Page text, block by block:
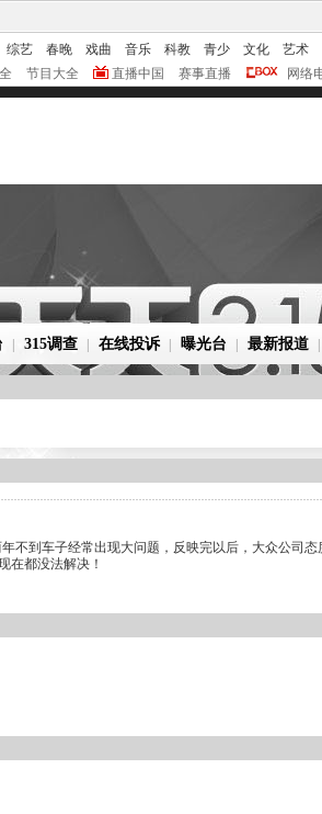
综艺 春晚 戏曲 音乐 科教 青少 文化
艺术
节目大全 直播中国 赛事直播 网络
315调查 在线投诉 曝光台 最新报道
不到车子经常出现大问题，反映完以后，大众公司态
在都没法解决！